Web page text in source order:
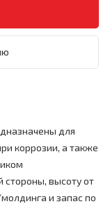
для
коррозии, а также
стороны, высоту от
и запас по